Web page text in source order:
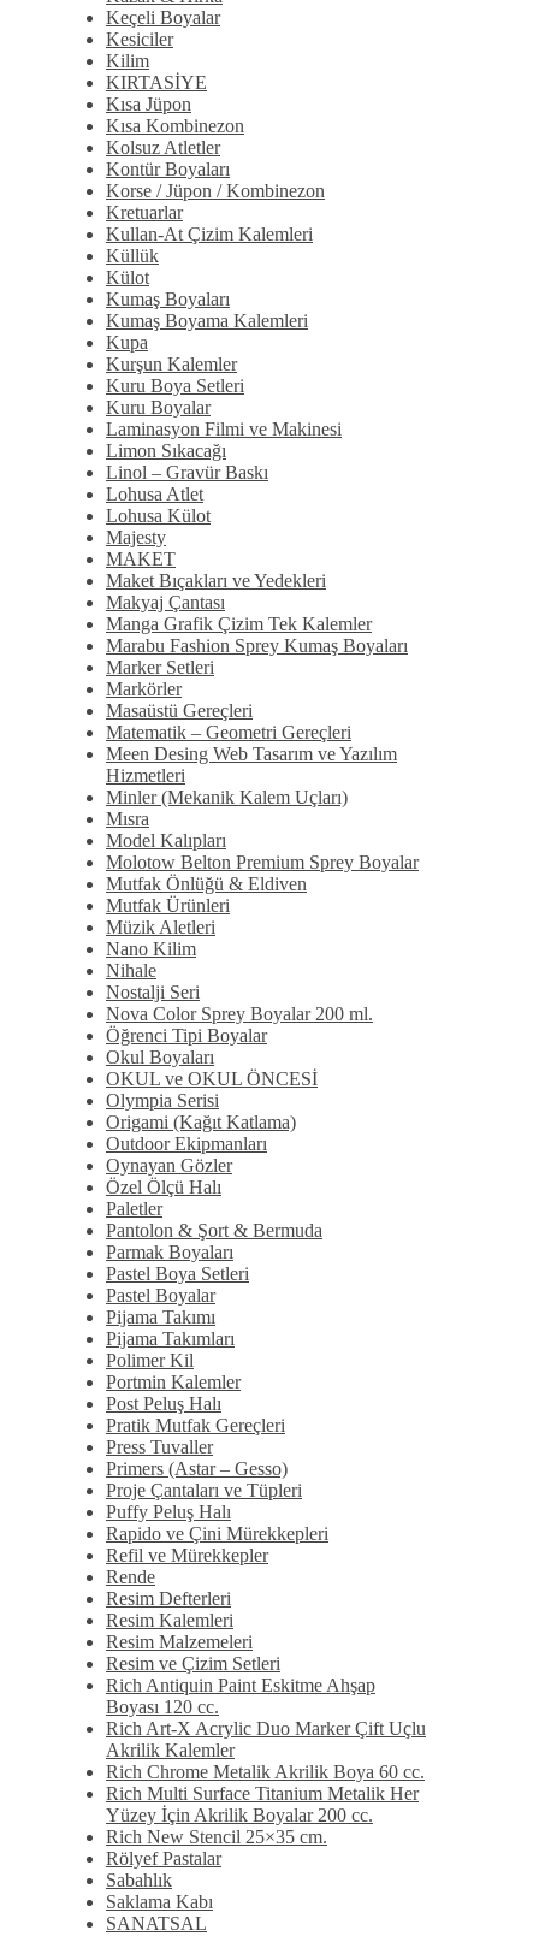
Keçeli Boyalar
Kesiciler
Kilim
KIRTASİYE
Kısa Jüpon
Kısa Kombinezon
Kolsuz Atletler
Kontür Boyaları
Korse / Jüpon / Kombinezon
Kretuarlar
Kullan-At Çizim Kalemleri
Küllük
Külot
Kumaş Boyaları
Kumaş Boyama Kalemleri
Kupa
Kurşun Kalemler
Kuru Boya Setleri
Kuru Boyalar
Laminasyon Filmi ve Makinesi
Limon Sıkacağı
Linol – Gravür Baskı
Lohusa Atlet
Lohusa Külot
Majesty
MAKET
Maket Bıçakları ve Yedekleri
Makyaj Çantası
Manga Grafik Çizim Tek Kalemler
Marabu Fashion Sprey Kumaş Boyaları
Marker Setleri
Markörler
Masaüstü Gereçleri
Matematik – Geometri Gereçleri
Meen Desing Web Tasarım ve Yazılım
Hizmetleri
Minler (Mekanik Kalem Uçları)
Mısra
Model Kalıpları
Molotow Belton Premium Sprey Boyalar
Mutfak Önlüğü & Eldiven
Mutfak Ürünleri
Müzik Aletleri
Nano Kilim
Nihale
Nostalji Seri
Nova Color Sprey Boyalar 200 ml.
Öğrenci Tipi Boyalar
Okul Boyaları
OKUL ve OKUL ÖNCESİ
Olympia Serisi
Origami (Kağıt Katlama)
Outdoor Ekipmanları
Oynayan Gözler
Özel Ölçü Halı
Paletler
Pantolon & Şort & Bermuda
Parmak Boyaları
Pastel Boya Setleri
Pastel Boyalar
Pijama Takımı
Pijama Takımları
Polimer Kil
Portmin Kalemler
Post Peluş Halı
Pratik Mutfak Gereçleri
Press Tuvaller
Primers (Astar – Gesso)
Proje Çantaları ve Tüpleri
Puffy Peluş Halı
Rapido ve Çini Mürekkepleri
Refil ve Mürekkepler
Rende
Resim Defterleri
Resim Kalemleri
Resim Malzemeleri
Resim ve Çizim Setleri
Rich Antiquin Paint Eskitme Ahşap
Boyası 120 cc.
Rich Art-X Acrylic Duo Marker Çift Uçlu
Akrilik Kalemler
Rich Chrome Metalik Akrilik Boya 60 cc.
Rich Multi Surface Titanium Metalik Her
Yüzey İçin Akrilik Boyalar 200 cc.
Rich New Stencil 25×35 cm.
Rölyef Pastalar
Sabahlık
Saklama Kabı
SANATSAL